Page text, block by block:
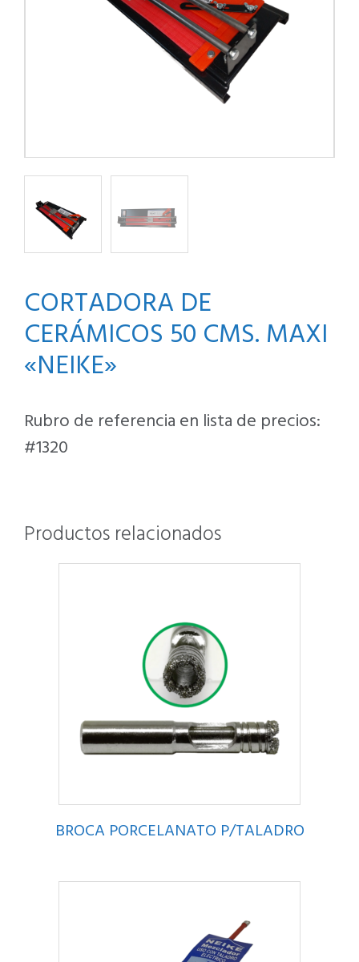
CORTADORA DE
CERÁMICOS 50 CMS. MAXI
«NEIKE»
Rubro de referencia en lista de precios:
#1320
Productos relacionados
BROCA PORCELANATO P/TALADRO